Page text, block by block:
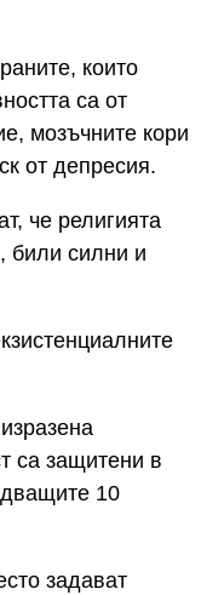
които
са от
мозъчните кори
от депресия.
че религията
били силни и
са защитени в
10
задават